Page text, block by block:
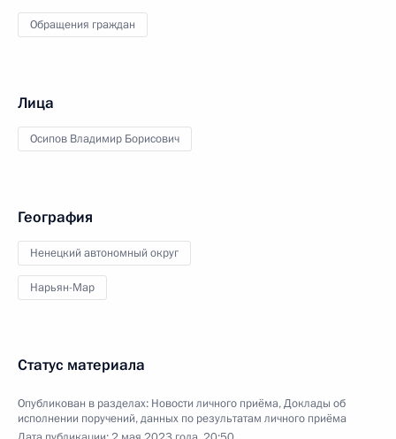
Обращения граждан
Лица
Осипов Владимир Борисович
География
Ненецкий автономный округ
Нарьян-Мар
Статус материала
Опубликован в разделах: Новости личного приёма,Доклады об
исполнении поручений, данных по результатам личного приёма